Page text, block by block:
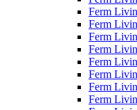
Ferm
Ferm
Ferm
Ferm
Ferm
Ferm
Ferm
Ferm